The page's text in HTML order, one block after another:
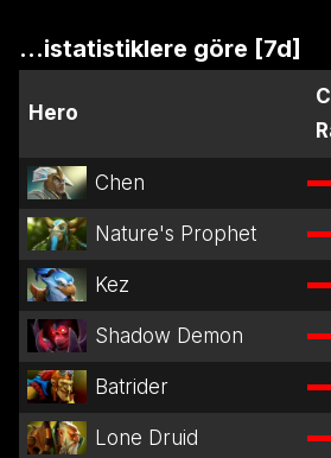
...istatistiklere göre [7d]
Hero
Chen
Nature's Prophet
Kez
Shadow Demon
Batrider
Lone Druid